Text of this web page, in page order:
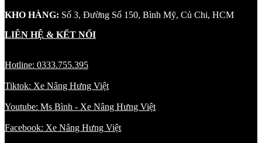
KHO HÀNG: Số 3, Đường Số 150, Bình Mỹ, Củ Chi, HCM
LIÊN HỆ & KẾT NỐI
Hotline: 0333.755.395
Tiktok: Xe Nâng Hưng Việt
Youtube: Ms Bình - Xe Nâng Hưng Việt
Facebook: Xe Nâng Hưng Việt